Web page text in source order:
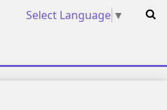
Select Language ▼